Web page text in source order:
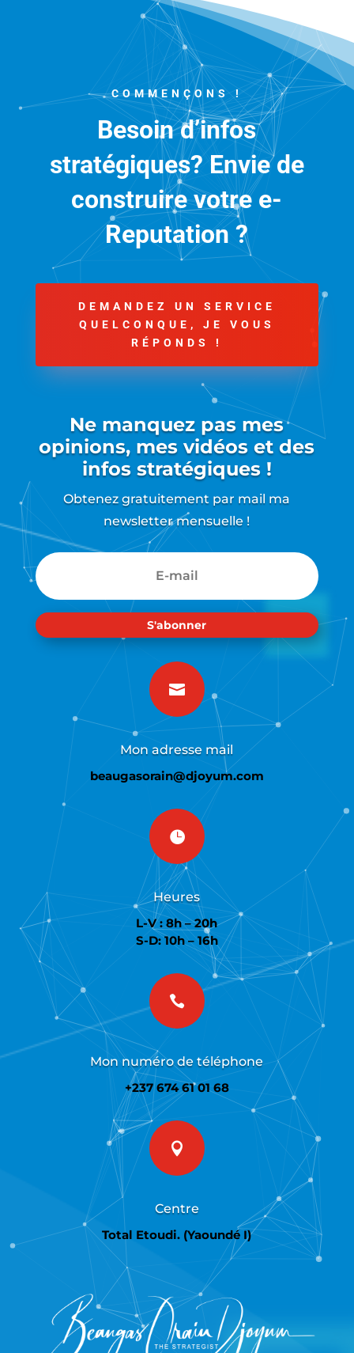
COMMENÇONS !
Besoin d’infos
stratégiques? Envie de
construire votre e-
Reputation ?
DEMANDEZ UN SERVICE
QUELCONQUE, JE VOUS
RÉPONDS !
Ne manquez pas mes
opinions, mes vidéos et des
infos stratégiques !
Obtenez gratuitement par mail ma
newsletter mensuelle !
S'abonner

Mon adresse mail
beaugasorain@djoyum.com

Heures
L-V : 8h – 20h
S-D: 10h – 16h

Mon numéro de téléphone
+237 674 61 01 68

Centre
Total Etoudi. (Yaoundé I)